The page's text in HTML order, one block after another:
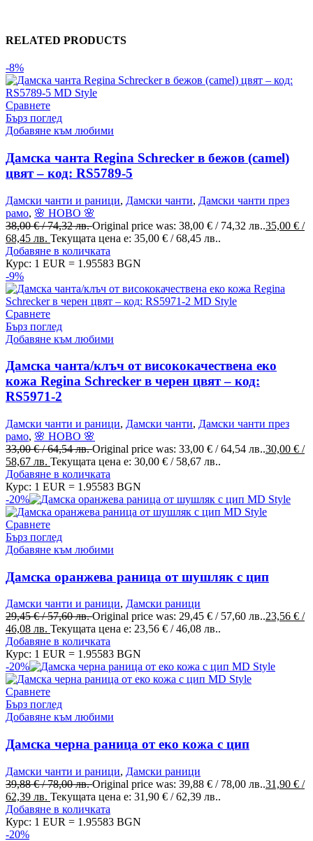
RELATED PRODUCTS
-8%
Сравнете
Бърз поглед
Добавяне към любими
Дамска чанта Regina Schrecker в бежов (camel)
цвят – код: RS5789-5
Дамски чанти и раници, Дамски чанти, Дамски чанти през
рамо, 🌸 НОВО 🌸
38,00€/ 74,32 лв.Original price was: 38,00 € / 74,32 лв..35,00 € /
68,45 лв. Текущата цена е: 35,00 € / 68,45 лв..
Добавяне в количката
Курс: 1 EUR = 1.95583 BGN
-9%
Сравнете
Бърз поглед
Добавяне към любими
Дамска чанта/клъч от висококачествена еко
кожа Regina Schrecker в черен цвят – код:
RS5971-2
Дамски чанти и раници, Дамски чанти, Дамски чанти през
рамо, 🌸 НОВО 🌸
33,00€/ 64,54 лв.Original price was: 33,00 € / 64,54 лв..30,00 € /
58,67 лв. Текущата цена е: 30,00 € / 58,67 лв..
Добавяне в количката
Курс: 1 EUR = 1.95583 BGN
-20%
Сравнете
Бърз поглед
Добавяне към любими
Дамска оранжева раница от шушляк с цип
Дамски чанти и раници, Дамски раници
29,45€/ 57,60 лв.Original price was: 29,45 € / 57,60 лв..23,56 € /
46,08 лв. Текущата цена е: 23,56 € / 46,08 лв..
Добавяне в количката
Курс: 1 EUR = 1.95583 BGN
-20%
Сравнете
Бърз поглед
Добавяне към любими
Дамска черна раница от еко кожа с цип
Дамски чанти и раници, Дамски раници
39,88€/ 78,00 лв.Original price was: 39,88 € / 78,00 лв..31,90 € /
62,39 лв. Текущата цена е: 31,90 € / 62,39 лв..
Добавяне в количката
Курс: 1 EUR = 1.95583 BGN
-20%